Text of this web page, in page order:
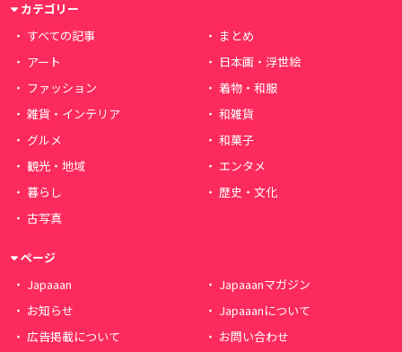
カテゴリー
すべての記事
まとめ
アート
日本画・浮世絵
ファッション
着物・和服
雑貨・インテリア
和雑貨
グルメ
和菓子
観光・地域
エンタメ
暮らし
歴史・文化
古写真
ページ
Japaaan
Japaaanマガジン
お知らせ
Japaaanについて
広告掲載について
お問い合わせ